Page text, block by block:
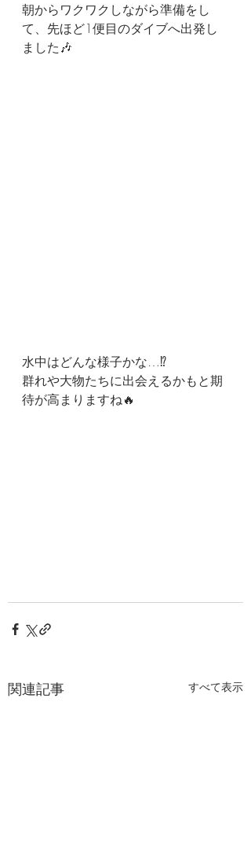
朝からワクワクしながら準備をし
て、先ほど1便目のダイブへ出発し
ました🎶
水中はどんな様子かな…⁉️
群れや大物たちに出会えるかもと期
待が高まりますね🔥
関連記事 すべて表示